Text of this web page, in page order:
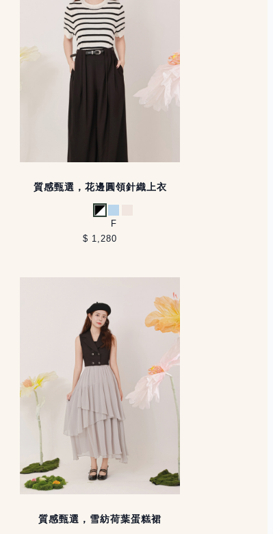
質感甄選，花邊圓領針織上衣
黑白淺藍
F
$ 1,280
質感甄選，雪紡荷葉蛋糕裙